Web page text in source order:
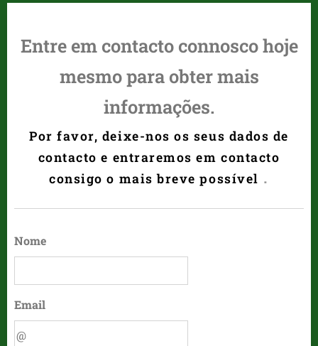
Entre em contacto connosco hoje
mesmo para obter mais
informações.
Por favor, deixe-nos os seus dados de
contacto e entraremos em contacto
consigo o mais breve possível .
Nome
Email